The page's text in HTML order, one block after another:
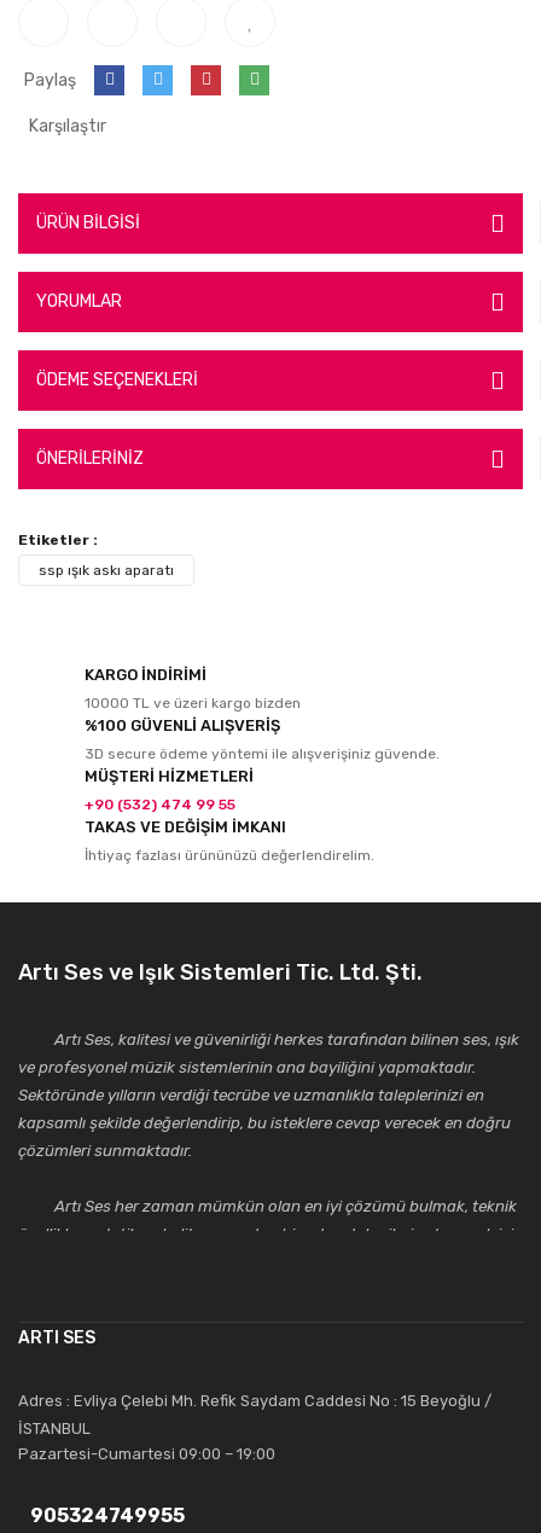
Paylaş
Karşılaştır
ÜRÜN BİLGİSİ
YORUMLAR
ÖDEME SEÇENEKLERİ
ÖNERİLERİNİZ
Etiketler :
ssp ışık askı aparatı
KARGO İNDİRİMİ
10000 TL ve üzeri kargo bizden
%100 GÜVENLİ ALIŞVERİŞ
3D secure ödeme yöntemi ile alışverişiniz güvende.
MÜŞTERİ HİZMETLERİ
+90 (532) 474 99 55
TAKAS VE DEĞİŞİM İMKANI
İhtiyaç fazlası ürününüzü değerlendirelim.
Artı Ses ve Işık Sistemleri Tic. Ltd. Şti.
Artı Ses, kalitesi ve güvenirliği herkes tarafından bilinen ses, ışık
ve profesyonel müzik sistemlerinin ana bayiliğini yapmaktadır.
Sektöründe yılların verdiği tecrübe ve uzmanlıkla taleplerinizi en
kapsamlı şekilde değerlendirip, bu isteklere cevap verecek en doğru
çözümleri sunmaktadır.
Artı Ses her zaman mümkün olan en iyi çözümü bulmak, teknik
özellikler, estetik ve kalite açısından bir adım daha ileriye taşımak için
saygıdeğer yerini kazanmıştır.
Artı Ses, güler yüzü ve deneyimi ile bu gün ve gelecekte
güvenebileceğiniz bir tercihtir.
ARTI SES
Adres : Evliya Çelebi Mh. Refik Saydam Caddesi No : 15 Beyoğlu /
İSTANBUL
Pazartesi-Cumartesi 09:00 – 19:00
905324749955